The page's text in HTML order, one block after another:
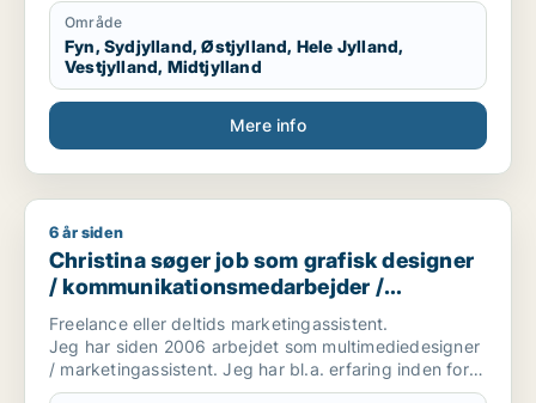
Område
Fyn, Sydjylland, Østjylland, Hele Jylland,
Vestjylland, Midtjylland
Mere info
Christina søger job som grafisk designer /
6 år siden
Christina søger job som grafisk designer
/ kommunikationsmedarbejder /
marketingmedarbejder / kreativ
medarbejder
Freelance eller deltids marketingassistent.
Jeg har siden 2006 arbejdet som multimediedesigner
/ marketingassistent. Jeg har bl.a. erfaring inden for
brancher som byggeri, smykker og miljø.